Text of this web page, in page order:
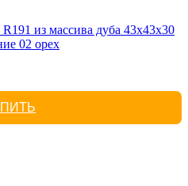
из массива дуба 43х43х30
02 орех